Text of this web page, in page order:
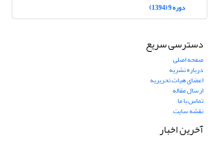
دوره 9 (1394)
دسترسی سریع
صفحه اصلی
درباره نشریه
اعضای هیات تحریریه
ارسال مقاله
تماس با ما
نقشه سایت
آخرین اخبار